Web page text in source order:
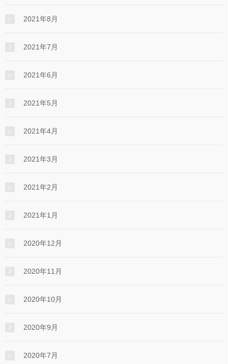
2021年8月
2021年7月
2021年6月
2021年5月
2021年4月
2021年3月
2021年2月
2021年1月
2020年12月
2020年11月
2020年10月
2020年9月
2020年7月